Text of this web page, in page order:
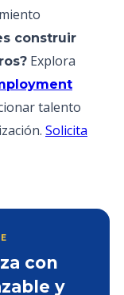
construir
Explora
talento
Solicita
con
y